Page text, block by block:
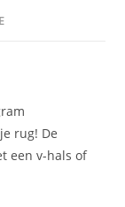
rug! De
een v-hals of